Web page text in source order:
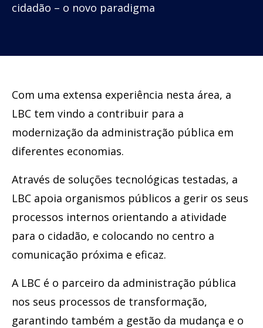
cidadão – o novo paradigma
Com uma extensa experiência nesta área, a
LBC tem vindo a contribuir para a
modernização da administração pública em
diferentes economias.
Através de soluções tecnológicas testadas, a
LBC apoia organismos públicos a gerir os seus
processos internos orientando a atividade
para o cidadão, e colocando no centro a
comunicação próxima e eficaz.
A LBC é o parceiro da administração pública
nos seus processos de transformação,
garantindo também a gestão da mudança e o